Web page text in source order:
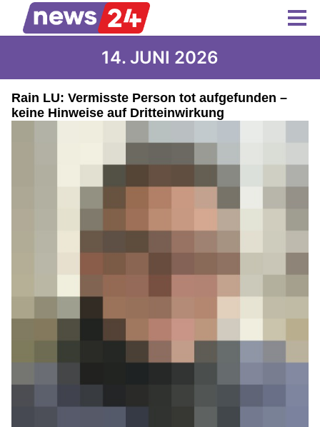
14. JUNI 2026
Rain LU: Vermisste Person tot aufgefunden –
keine Hinweise auf Dritteinwirkung